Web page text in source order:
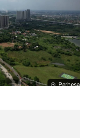
Perbesar